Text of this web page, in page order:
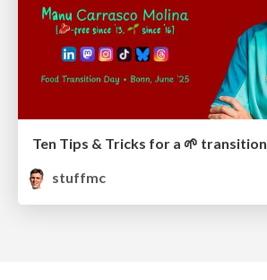
Ten Tips & Tricks for a 🌱 transition
stuffmc